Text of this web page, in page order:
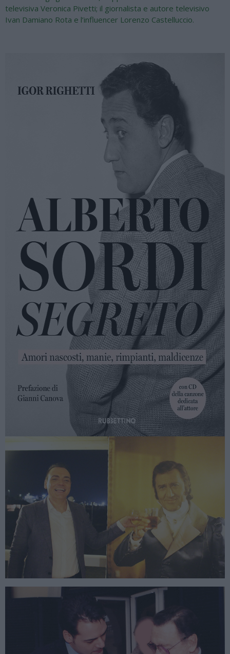
televisiva Veronica Pivetti; il giornalista e autore televisivo
Ivan Damiano Rota e l’influencer Lorenzo Castelluccio.